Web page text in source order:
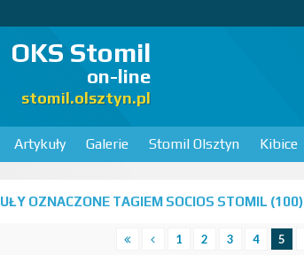
OKS Stomil
on-line
stomil.olsztyn.pl
Artykuły Galerie Stomil Olsztyn Kibice
OZNACZONE TAGIEM SOCIOS STOMIL (100)
1 2 3 4 5